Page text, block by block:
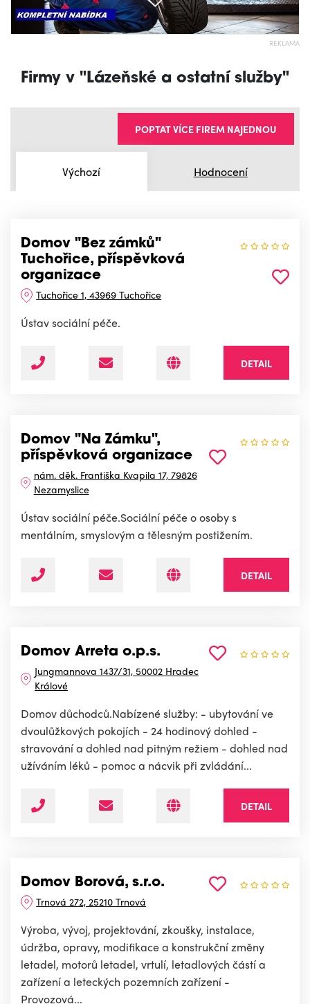
REKLAMA
Firmy v "Lázeňské a ostatní služby"
Výchozí Hodnocení
POPTAT VÍCE FIREM NAJEDNOU
Domov "Bez zámků"
Tuchořice, příspěvková
organizace
Tuchořice 1, 43969 Tuchořice
Ústav sociální péče.
DETAIL
Domov "Na Zámku",
příspěvková organizace
nám. děk. Františka Kvapila 17, 79826
Nezamyslice
Ústav sociální péče.Sociální péče o osoby s
mentálním, smyslovým a tělesným postižením.
DETAIL
Domov Arreta o.p.s.
Jungmannova 1437/31, 50002 Hradec
Králové
Domov důchodců.Nabízené služby: - ubytování ve
dvoulůžkových pokojích - 24 hodinový dohled -
stravování a dohled nad pitným režiem - dohled nad
užíváním léků - pomoc a nácvik při zvládání...
DETAIL
Domov Borová, s.r.o.
Trnová 272, 25210 Trnová
Výroba, vývoj, projektování, zkoušky, instalace,
údržba, opravy, modifikace a konstrukční změny
letadel, motorů letadel, vrtulí, letadlových částí a
zařízení a leteckých pozemních zařízení -
Provozová...